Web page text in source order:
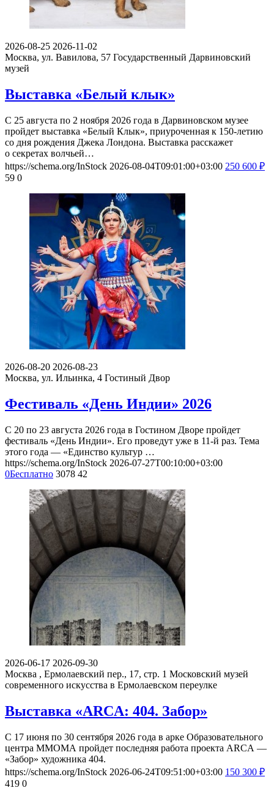
2026-08-25 2026-11-02
Москва, ул. Вавилова, 57 Государственный Дарвиновский
музей
Выставка «Белый клык»
С 25 августа по 2 ноября 2026 года в Дарвиновском музее
пройдет выставка «Белый Клык», приуроченная к 150-летию
со дня рождения Джека Лондона. Выставка расскажет
о секретах волчьей…
https://schema.org/InStock 2026-08-04T09:01:00+03:00 250 600 ₽
59 0
2026-08-20 2026-08-23
Москва, ул. Ильинка, 4 Гостиный Двор
Фестиваль «День Индии» 2026
С 20 по 23 августа 2026 года в Гостином Дворе пройдет
фестиваль «День Индии». Его проведут уже в 11-й раз. Тема
этого года — «Единство культур …
https://schema.org/InStock 2026-07-27T00:10:00+03:00
0Бесплатно 3078 42
2026-06-17 2026-09-30
Москва , Ермолаевский пер., 17, стр. 1 Московский музей
современного искусства в Ермолаевском переулке
Выставка «ARCA: 404. Забор»
С 17 июня по 30 сентября 2026 года в арке Образовательного
центра ММОМА пройдет последняя работа проекта ARCA —
«Забор» художника 404.
https://schema.org/InStock 2026-06-24T09:51:00+03:00 150 300 ₽
419 0